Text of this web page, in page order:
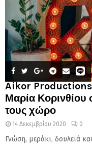
Aikor Productions:
Μαρία Κορινθίου
τους χώρο
14 Δεκεμβρίου 2020 0
Γνώση, μεράκι, δουλειά